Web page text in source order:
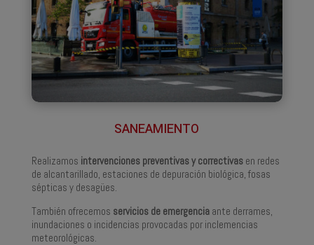
SANEAMIENTO
Realizamos intervenciones preventivas y correctivasen redes
de alcantarillado, estaciones de depuración biológica, fosas
sépticas y desagües.
También ofrecemos servicios de emergenciaante derrames,
inundaciones o incidencias provocadas por inclemencias
meteorológicas.